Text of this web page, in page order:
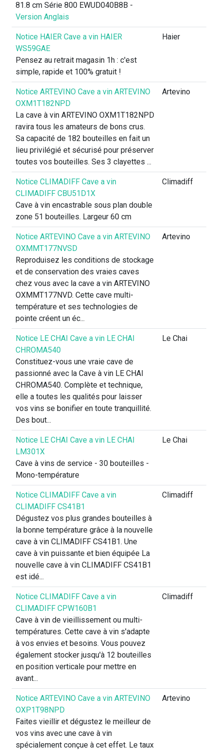
81.8 cm Série 800 EWUD040B8B -
Version Anglais
Notice HAIER Cave a vin HAIER
WS59GAE
Pensez au retrait magasin 1h : c'est
simple, rapide et 100% gratuit !
Haier
Notice ARTEVINO Cave a vin ARTEVINO
OXM1T182NPD
La cave à vin ARTEVINO OXM1T182NPD
ravira tous les amateurs de bons crus.
Sa capacité de 182 bouteilles en fait un
lieu privilégié et sécurisé pour préserver
toutes vos bouteilles. Ses 3 clayettes ...
Artevino
Notice CLIMADIFF Cave a vin
CLIMADIFF CBU51D1X
Cave à vin encastrable sous plan double
zone 51 bouteilles. Largeur 60 cm
Climadiff
Notice ARTEVINO Cave a vin ARTEVINO
OXMMT177NVSD
Reproduisez les conditions de stockage
et de conservation des vraies caves
chez vous avec la cave a vin ARTEVINO
OXMMT177NVD. Cette cave multi-
température et ses technologies de
pointe créent un éc...
Artevino
Notice LE CHAI Cave a vin LE CHAI
CHROMA540
Constituez-vous une vraie cave de
passionné avec la Cave à vin LE CHAI
CHROMA540. Complète et technique,
elle a toutes les qualités pour laisser
vos vins se bonifier en toute tranquillité.
Des bout...
Le Chai
Notice LE CHAI Cave a vin LE CHAI
LM301X
Cave à vins de service - 30 bouteilles -
Mono-température
Le Chai
Notice CLIMADIFF Cave a vin
CLIMADIFF CS41B1
Dégustez vos plus grandes bouteilles à
la bonne température grâce à la nouvelle
cave à vin CLIMADIFF CS41B1. Une
cave à vin puissante et bien équipée La
nouvelle cave à vin CLIMADIFF CS41B1
est idé...
Climadiff
Notice CLIMADIFF Cave a vin
CLIMADIFF CPW160B1
Cave à vin de vieillissement ou multi-
températures. Cette cave à vin s'adapte
à vos envies et besoins. Vous pouvez
également stocker jusqu'à 12 bouteilles
en position verticale pour mettre en
avant...
Climadiff
Notice ARTEVINO Cave a vin ARTEVINO
OXP1T98NPD
Faites vieillir et dégustez le meilleur de
vos vins avec une cave à vin
spécialement conçue à cet effet. Le taux
Artevino